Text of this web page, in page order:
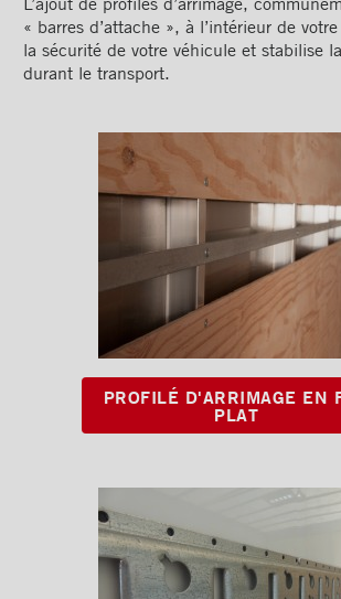
Cadrages arrières
Portes
Éclairages extérieur
Bandes protectrices
Profilés d'arrimage
Profilé d'arrimage en fer plat
Profilé d'arrimage Combo
Trous Ronds encochés et E-
Track (1260)
Ronds encochés (1806)
Profilé d'arrimage E-Track
(2009) en aluminium
« barres d’attache », à l’intérieur de
la sécurité de votre véhicule et stabilise
durant le transport.
PROFILÉ D'ARRIMAGE EN
PLAT